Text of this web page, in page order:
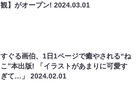
観】がオープン!2024.03.01
すぐる画伯、1日1ページで癒やされる“ね
こ”本出版! 「イラストがあまりに可愛す
ぎて…」2024.02.01